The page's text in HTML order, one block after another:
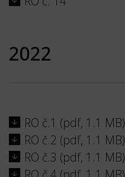
2022
RO č.1 (pdf, 1.1 MB)
RO č.2 (pdf, 1.1 MB)
RO č.3 (pdf, 1.1 MB)